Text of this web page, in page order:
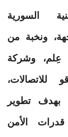
السورية
ونخبة من
عِلم، وشركة
للاتصالات،
بهدف تطوير
قدرات الأمن